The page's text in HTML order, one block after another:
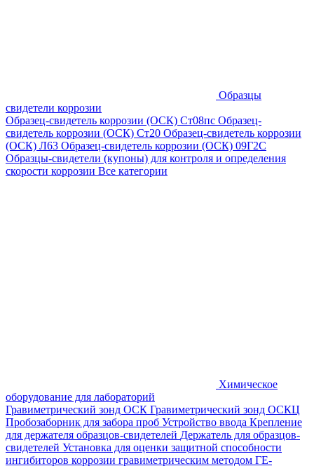
Образцы
свидетели коррозии
Образец-свидетель коррозии (ОСК) Ст08пс Образец-
свидетель коррозии (ОСК) Ст20 Образец-свидетель коррозии
(ОСК) Л63 Образец-свидетель коррозии (ОСК) 09Г2С
Образцы-свидетели (купоны) для контроля и определения
скорости коррозии Все категории
Химическое
оборудование для лабораторий
Гравиметрический зонд ОСК Гравиметрический зонд ОСКЦ
Пробозаборник для забора проб Устройство ввода Крепление
для держателя образцов-свидетелей Держатель для образцов-
свидетелей Установка для оценки защитной способности
ингибиторов коррозии гравиметрическим методом ГЕ-